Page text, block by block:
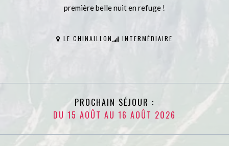
première belle nuit en refuge !
LE CHINAILLON INTERMÉDIAIRE
PROCHAIN SÉJOUR :
DU 15 AOÛT AU 16 AOÛT 2026